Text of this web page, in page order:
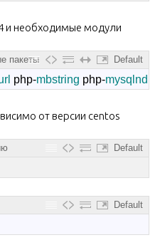
и необходимые модули
пакеты Default
php-mbstring php-mysqlnd
от версии centos
Default
Default